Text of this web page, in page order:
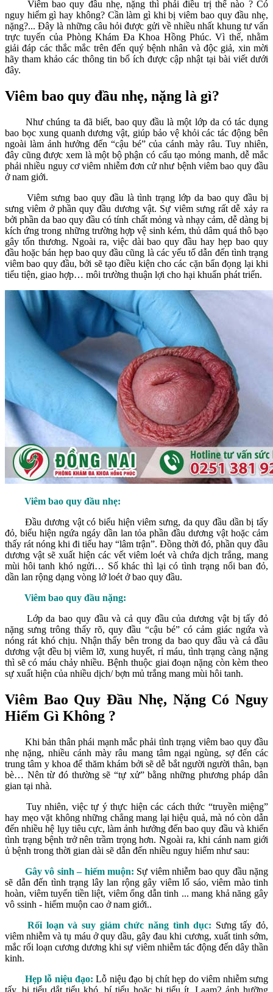
Viêm bao quy đầu nhẹ, nặng thì phải điều trị thế nào ? Có
nguy hiểm gì hay không? Cần làm gì khi bị viêm bao quy đầu nhẹ,
nặng?... Đây là những câu hỏi được gửi về nhiều nhất khung tư vấn
trực tuyến của Phòng Khám Đa Khoa Hồng Phúc. Vì thế, nhằm
giải đáp các thắc mắc trên đến quý bệnh nhân và độc giả, xin mời
hãy tham khảo các thông tin bổ ích được cập nhật tại bài viết dưới
đây.
Viêm bao quy đầu nhẹ, nặng là gì?
Như chúng ta đã biết, bao quy đầu là một lớp da có tác dụng
bao bọc xung quanh dương vật, giúp bảo vệ khỏi các tác động bên
ngoài làm ảnh hưởng đến “cậu bé” của cánh mày râu. Tuy nhiên,
đây cũng được xem là một bộ phận có cấu tạo mỏng manh, dễ mắc
phải nhiều nguy cơ viêm nhiễm đơn cử như bệnh viêm bao quy đầu
ở nam giới.
Viêm sưng bao quy đầu là tình trạng lớp da bao quy đầu bị
sưng viêm ở phần quy đầu dương vật. Sự viêm sưng rất dễ xảy ra
bởi phần da bao quy đầu có tính chất mỏng và nhạy cảm, dễ dàng bị
kích ứng trong những trường hợp vệ sinh kém, thủ dâm quá thô bạo
gây tổn thương. Ngoài ra, việc dài bao quy đầu hay hẹp bao quy
đầu hoặc bán hẹp bao quy đầu cũng là các yếu tố dẫn đến tình trạng
viêm bao quy đầu, bởi sẽ tạo điều kiện cho các cặn bẩn đọng lại khi
tiểu tiện, giao hợp… môi trường thuận lợi cho hại khuẩn phát triển.
Viêm bao quy đầu nhẹ:
Đầu dương vật có biểu hiện viêm sưng, da quy đầu dần bị tấy
đỏ, biểu hiện ngứa ngáy dần lan tỏa phần đầu dương vật hoặc cảm
thấy rát nóng khi đi tiểu hay “lâm trận”. Đồng thời đó, phần quy đầu
dương vật sẽ xuất hiện các vết viêm loét và chứa dịch trắng, mang
mùi hôi tanh khó ngửi… Số khác thì lại có tình trạng nổi ban đỏ,
dần lan rộng dạng vòng lở loét ở bao quy đầu.
Viêm bao quy đầu nặng:
Lớp da bao quy đầu và cả quy đầu của dương vật bị tấy đỏ
nặng sưng trông thấy rõ, quy đầu “cậu bé” có cảm giác ngứa và
nóng rát khó chịu. Nhận thấy bên trong da bao quy đầu và cả đầu
dương vật đều bị viêm lỡ, xung huyết, rỉ máu, tình trạng càng nặng
thì sẽ có máu chảy nhiều. Bệnh thuộc giai đoạn nặng còn kèm theo
sự xuất hiện của nhiều dịch/ bợn mủ trắng mang mùi hôi tanh.
Viêm Bao Quy Đầu Nhẹ, Nặng Có Nguy
Hiểm Gì Không ?
Khi bản thân phái mạnh mắc phải tình trạng viêm bao quy đầu
nhẹ nặng, nhiều cánh mày râu mang tâm ngại ngùng, sợ đến các
trung tâm y khoa để thăm khám bởi sẽ dễ bắt người người thân, bạn
bè… Nên từ đó thường sẽ “tự xử” bằng những phương pháp dân
gian tại nhà.
Tuy nhiên, việc tự ý thực hiện các cách thức “truyền miệng”
hay mẹo vặt không những chẳng mang lại hiệu quả, mà nó còn dẫn
đến nhiều hệ lụy tiêu cực, làm ảnh hưởng đến bao quy đầu và khiến
tình trạng bệnh trở nên trầm trọng hơn. Ngoài ra, khi cánh nam giới
ủ bệnh trong thời gian dài sẽ dẫn đến nhiều nguy hiểm như sau:
Gây vô sinh – hiếm muộn: Sự viêm nhiễm bao quy đầu nặng
sẽ dẫn đến tình trạng lây lan rộng gây viêm lổ sáo, viêm mào tinh
hoàn, viêm tuyến tiền liệt, viêm ống dẫn tinh ... mang khả năng gây
vô ssinh - hiếm muộn cao ở nam giới..
Rối loạn và suy giảm chức năng tình dục: Sưng tấy đỏ,
viêm nhiễm và tụ máu ở quy dầu, gây đau khi cương, xuất tinh sớm,
mắc rối loạn cương dương khi sự viêm nhiễm tác động đến dây thần
kinh.
Hẹp lỗ niệu đạo:Lỗ niệu đạo bị chít hẹp do viêm nhiễm sưng
tấy. bị tiểu dắt tiểu khó, bí tiểu hoặc bị tiểu ít. Laam2 ảnh hưỡng